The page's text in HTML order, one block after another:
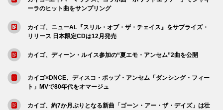
ーラのヒット曲をサンプリング
カイゴ、ニューAL『スリル・オブ・ザ・チェイス』をサプライズ・
リリース 日本限定CDは12月発売
カイゴ、ディーン・ルイス参加の“夏エモ・アンセム”2曲を公開
カイゴ×DNCE、ディスコ・ポップ・アンセム「ダンシング・フィー
ト」MVで80年代をオマージュ
カイゴ、約7か月ぶりとなる新曲「ゴーン・アー・ザ・デイズ」は壮